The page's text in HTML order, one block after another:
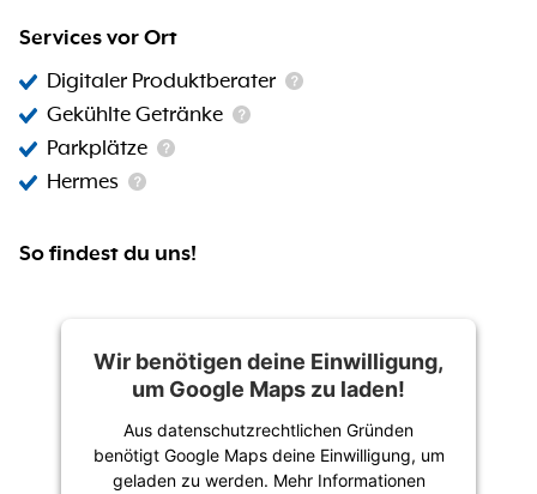
Services vor Ort
Digitaler Produktberater
Gekühlte Getränke
Parkplätze
Hermes
So findest du uns!
Wir benötigen deine Einwilligung,
um Google Maps zu laden!
Aus datenschutzrechtlichen Gründen
benötigt Google Maps deine Einwilligung, um
geladen zu werden. Mehr Informationen